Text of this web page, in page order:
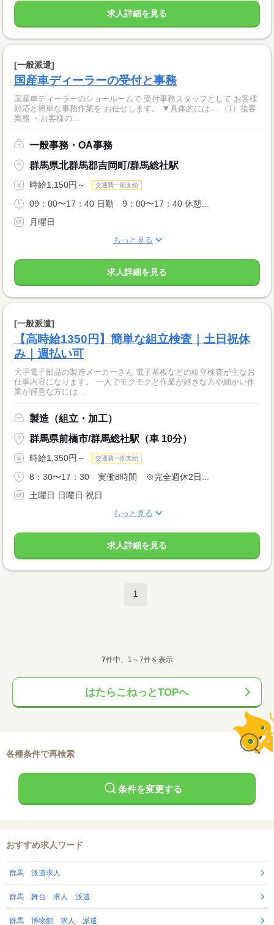
求人詳細を見る
[一般派遣]
国産車ディーラーの受付と事務
国産車ディーラーのショールームで 受付事務スタッフとして お客様
対応と簡単な事務作業を お任せします。 ▼具体的には… （1）接客
業務 ・お客様の...
一般事務・OA事務
群馬県北群馬郡吉岡町/群馬総社駅
時給1,150円～ 交通費一部支給
09：00〜17：40 日勤 9：00〜17：40 休憩...
月曜日
もっと見る
求人詳細を見る
[一般派遣]
【高時給1350円】簡単な組立検査｜土日祝休
み｜週払い可
大手電子部品の製造メーカーさん 電子基板などの組立検査が主なお
仕事内容になります。 一人でモクモクと作業が好きな方や細かい作
業が得意な方には...
製造（組立・加工）
群馬県前橋市/群馬総社駅（車 10分）
時給1,350円～ 交通費一部支給
8：30〜17：30 実働8時間 ※完全週休2日...
土曜日 日曜日 祝日
もっと見る
求人詳細を見る
1
7件中、1～7件を表示
はたらこねっとTOPへ
各種条件で再検索
条件を変更する
おすすめ求人ワード
群馬 派遣求人
群馬 舞台 求人 派遣
群馬 博物館 求人 派遣